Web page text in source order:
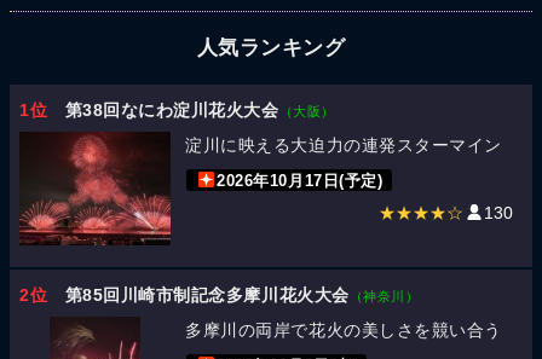
人気ランキング
1位 第38回なにわ淀川花火大会 （大阪）
淀川に映える大迫力の連発スターマイン
2026年10月17日(予定)
★★★★☆ 130
2位 第85回川崎市制記念多摩川花火大会 （神奈川）
多摩川の両岸で花火の美しさを競い合う